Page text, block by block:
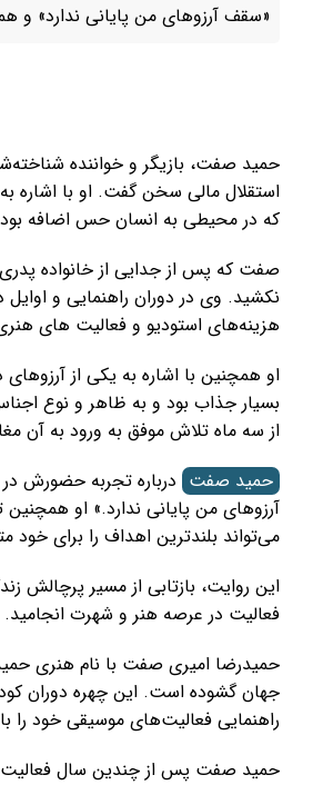
«سقف آرزوهای من پایانی ندارد» و
حمید صفت، بازیگر و خواننده
استقلال مالی سخن گفت. او با
که در محیطی به انسان حس اضافه
صفت که پس از جدایی از خانواده
نکشید. وی در دوران راهنمایی و
هزینه‌های استودیو و فعالیت های
او همچنین با اشاره به یکی از
بسیار جذاب بود و به ظاهر و نوع
از سه ماه تلاش موفق به ورود به آن
حمید صفت درباره تجربه حضورش
آرزوهای من پایانی ندارد.» او
می‌تواند بلندترین اهداف را برای خود
این روایت، بازتابی از مسیر
فعالیت در عرصه هنر و شهرت انجامید.
جهان گشوده است. این چهره دوران
راهنمایی فعالیت‌های موسیقی خود را
حمید صفت پس از چندین سال فعالیت